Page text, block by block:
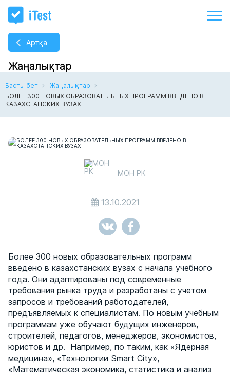
Артқа
Жаңалықтар
Басты бет
Жаңалықтар
БОЛЕЕ 300 НОВЫХ ОБРАЗОВАТЕЛЬНЫХ ПРОГРАММ ВВЕДЕНО В
КАЗАХСТАНСКИХ ВУЗАХ
МОН РК
13.10.2021
Более 300 новых образовательных программ
введено в казахстанских вузах с начала учебного
года. Они адаптированы под современные
требования рынка труда и разработаны с учетом
запросов и требований работодателей,
предъявляемых к специалистам. По новым учебным
программам уже обучают будущих инженеров,
строителей, педагогов, менеджеров, экономистов,
юристов и др. Например, по таким, как «Ядерная
медицина», «Технологии Smart City»,
«Математическая экономика, статистика и анализ